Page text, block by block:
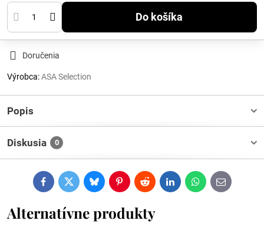
Do košíka
Doručenia
Výrobca:ASA Selection
Popis
Diskusia 0
FacebookTwitterBlueskyPinterestRedditLinkedInWhatsApp
E-
mail
Alternatívne produkty